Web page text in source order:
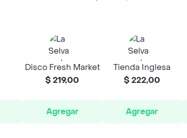
Disco Fresh Market
$ 219,00
Agregar
Tienda Inglesa
$ 222,00
Agregar